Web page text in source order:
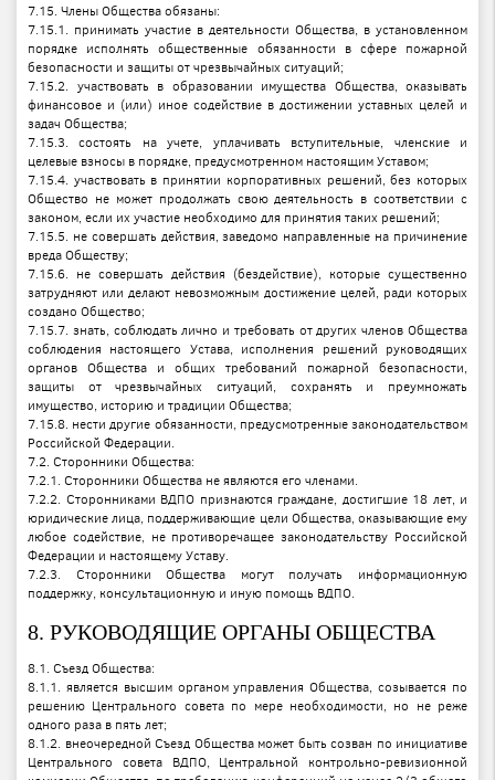
7.15. Члены Общества обязаны:
7.15.1. принимать участие в деятельности Общества, в установленном
порядке исполнять общественные обязанности в сфере пожарной
безопасности и защиты от чрезвычайных ситуаций;
7.15.2. участвовать в образовании имущества Общества, оказывать
финансовое и (или) иное содействие в достижении уставных целей и
задач Общества;
7.15.3. состоять на учете, уплачивать вступительные, членские и
целевые взносы в порядке, предусмотренном настоящим Уставом;
7.15.4. участвовать в принятии корпоративных решений, без которых
Общество не может продолжать свою деятельность в соответствии с
законом, если их участие необходимо для принятия таких решений;
7.15.5. не совершать действия, заведомо направленные на причинение
вреда Обществу;
7.15.6. не совершать действия (бездействие), которые существенно
затрудняют или делают невозможным достижение целей, ради которых
создано Общество;
7.15.7. знать, соблюдать лично и требовать от других членов Общества
соблюдения настоящего Устава, исполнения решений руководящих
органов Общества и общих требований пожарной безопасности,
защиты от чрезвычайных ситуаций, сохранять и преумножать
имущество, историю и традиции Общества;
7.15.8. нести другие обязанности, предусмотренные законодательством
Российской Федерации.
7.2. Сторонники Общества:
7.2.1. Сторонники Общества не являются его членами.
7.2.2. Сторонниками ВДПО признаются граждане, достигшие 18 лет, и
юридические лица, поддерживающие цели Общества, оказывающие ему
любое содействие, не противоречащее законодательству Российской
Федерации и настоящему Уставу.
7.2.3. Сторонники Общества могут получать информационную
поддержку, консультационную и иную помощь ВДПО.
8. РУКОВОДЯЩИЕ ОРГАНЫ ОБЩЕСТВА
8.1. Съезд Общества:
8.1.1. является высшим органом управления Общества, созывается по
решению Центрального совета по мере необходимости, но не реже
одного раза в пять лет;
8.1.2. внеочередной Съезд Общества может быть созван по инициативе
Центрального совета ВДПО, Центральной контрольно-ревизионной